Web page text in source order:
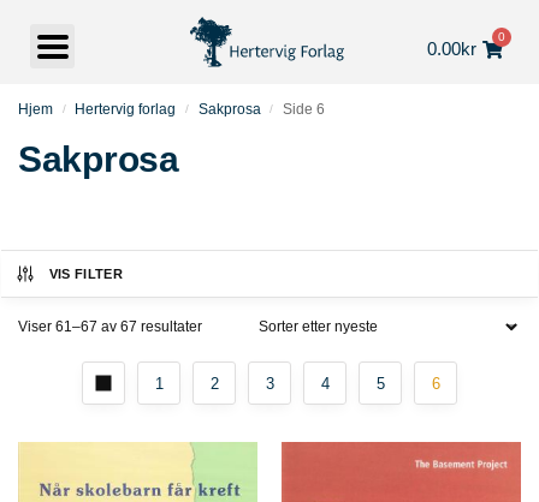
0.00kr
0
Hjem / Hertervig forlag / Sakprosa / Side 6
Sakprosa
VIS FILTER
Viser 61–67 av 67 resultater
1 2 3 4 5 6